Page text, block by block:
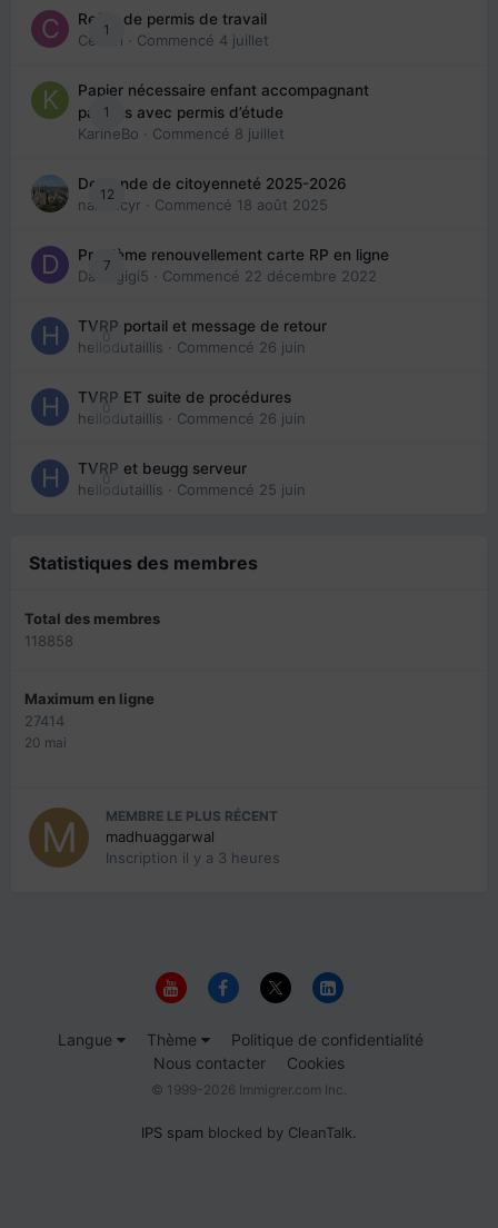
1
Refus de permis de travail
Cedbri · Commencé 4 juillet
1
Papier nécessaire enfant accompagnant
parents avec permis d’étude
KarineBo · Commencé 8 juillet
12
Demande de citoyenneté 2025-2026
nanancyr · Commencé 18 août 2025
7
Problème renouvellement carte RP en ligne
Davidgigi5 · Commencé 22 décembre 2022
0
TVRP portail et message de retour
hellodutaillis · Commencé 26 juin
0
TVRP ET suite de procédures
hellodutaillis · Commencé 26 juin
0
TVRP et beugg serveur
hellodutaillis · Commencé 25 juin
Statistiques des membres
Total des membres
118858
Maximum en ligne
27414
20 mai
MEMBRE LE PLUS RÉCENT
madhuaggarwal
Inscription il y a 3 heures
Langue Thème
Politique de confidentialité
Nous contacter
Cookies
© 1999-2026 Immigrer.com Inc.
IPS spam blocked by CleanTalk.